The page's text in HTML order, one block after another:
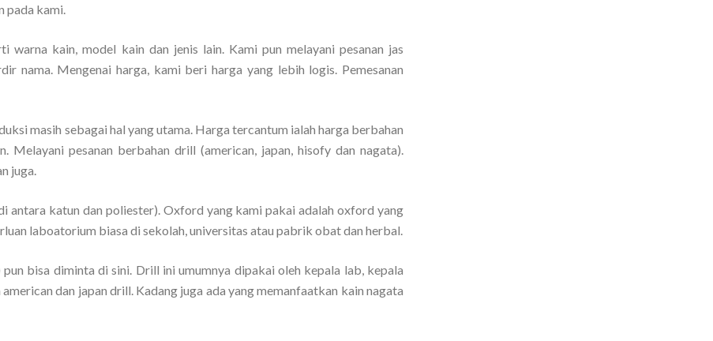
pada kami.
warna kain, model kain dan jenis lain. Kami pun melayani pesanan jas
nama. Mengenai harga, kami beri harga yang lebih logis. Pemesanan
masih sebagai hal yang utama. Harga tercantum ialah harga berbahan
Melayani pesanan berbahan drill (american, japan, hisofy dan nagata).
juga.
antara katun dan poliester). Oxford yang kami pakai adalah oxford yang
laboatorium biasa di sekolah, universitas atau pabrik obat dan herbal.
bisa diminta di sini. Drill ini umumnya dipakai oleh kepala lab, kepala
dan japan drill. Kadang juga ada yang memanfaatkan kain nagata